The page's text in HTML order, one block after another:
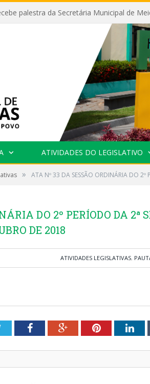
ATIVIDADES DO LEGISLATIVO
» ATA Nº 33 DA SESSÃO ORDINÁRIA DO 2º
DO 2º PERÍODO DA 2ª
DE 2018
ATIVIDADES LEGISLATIVAS,
TwitterFacebookGoogle+Pinterest